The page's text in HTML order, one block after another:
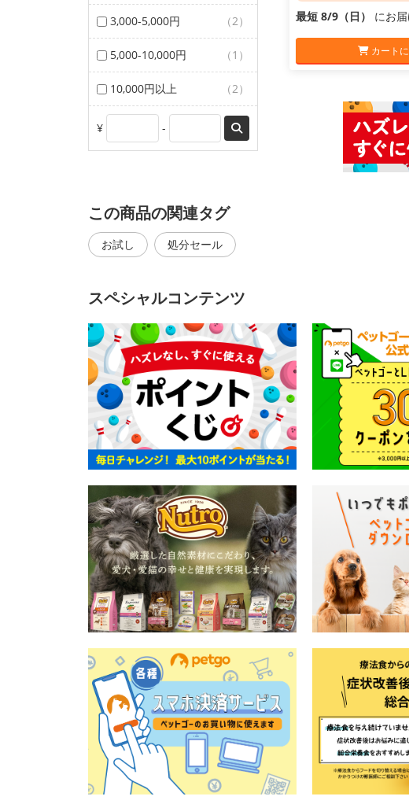
3,000-5,000円 （2）
5,000-10,000円 （1）
10,000円以上 （2）
¥ -
最短 8/9（日） にお
カート
この商品の関連タグ
お試し 処分セール
スペシャルコンテンツ